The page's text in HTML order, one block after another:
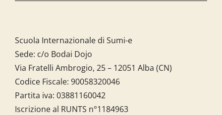
Scuola Internazionale di Sumi-e
Sede: c/o Bodai Dojo
Via Fratelli Ambrogio, 25 – 12051 Alba (CN)
Codice Fiscale: 90058320046
Partita iva: 03881160042
Iscrizione al RUNTS n°1184963